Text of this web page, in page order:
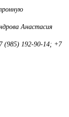
Анастасия
(985) 192-90-14; +7